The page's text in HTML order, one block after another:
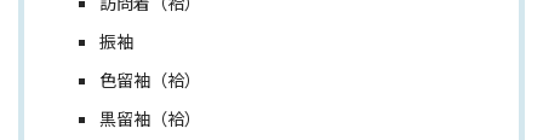
振袖
色留袖（袷）
黒留袖（袷）